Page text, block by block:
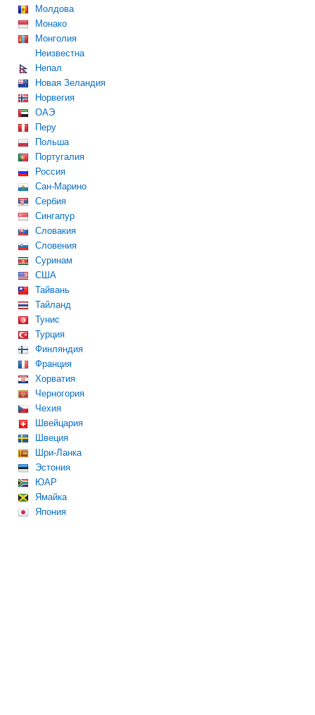
Молдова
Монако
Монголия
Неизвестна
Непал
Новая Зеландия
Норвегия
ОАЭ
Перу
Польша
Португалия
Россия
Сан-Марино
Сербия
Сингапур
Словакия
Словения
Суринам
США
Тайвань
Тайланд
Тунис
Турция
Финляндия
Франция
Хорватия
Черногория
Чехия
Швейцария
Швеция
Шри-Ланка
Эстония
ЮАР
Ямайка
Япония